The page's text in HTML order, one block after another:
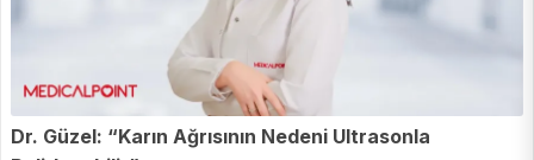
Dr. Güzel: “Karın Ağrısının Nedeni Ultrasonla